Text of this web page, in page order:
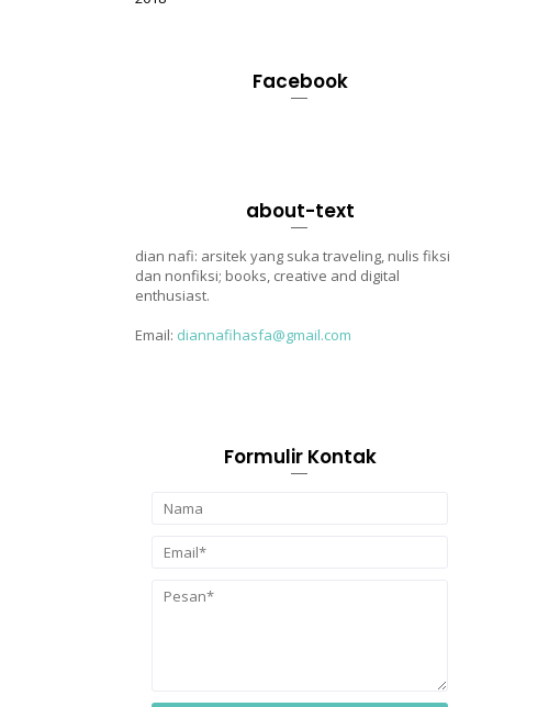
Facebook
about-text
dian nafi: arsitek yang suka traveling, nulis fiksi
dan nonfiksi; books, creative and digital
enthusiast.
Email: diannafihasfa@gmail.com
Formulir Kontak